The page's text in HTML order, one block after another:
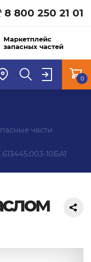
8 800 250 21 01
Маркетплейс
запасных частей
0
части
10БА1